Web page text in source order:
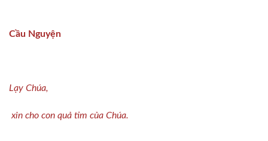
Cầu Nguyện
Lạy Chúa,
xin cho con quả tim của Chúa.